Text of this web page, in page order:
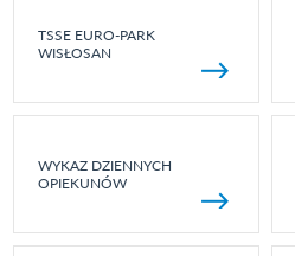
TSSE EURO-PARK
WISŁOSAN
WYKAZ DZIENNYCH
OPIEKUNÓW